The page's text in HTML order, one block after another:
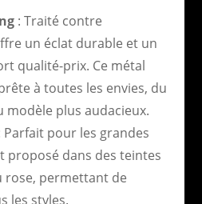
: Traité contre
un éclat durable et un
qualité-prix. Ce métal
à toutes les envies, du
modèle plus audacieux.
pour les grandes
proposé dans des teintes
rose, permettant de
les styles.